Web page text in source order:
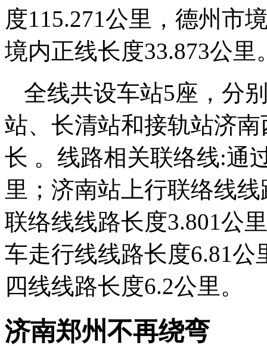
度115.271公里，德州市
境内正线长度33.873公里
全线共设车站5座，分
站、长清站和接轨站济
长 。线路相关联络线:通
里；济南站上行联络线
联络线线路长度3.801公
车走行线线路长度6.81
四线线路长度6.2公里。
济南郑州不再绕弯